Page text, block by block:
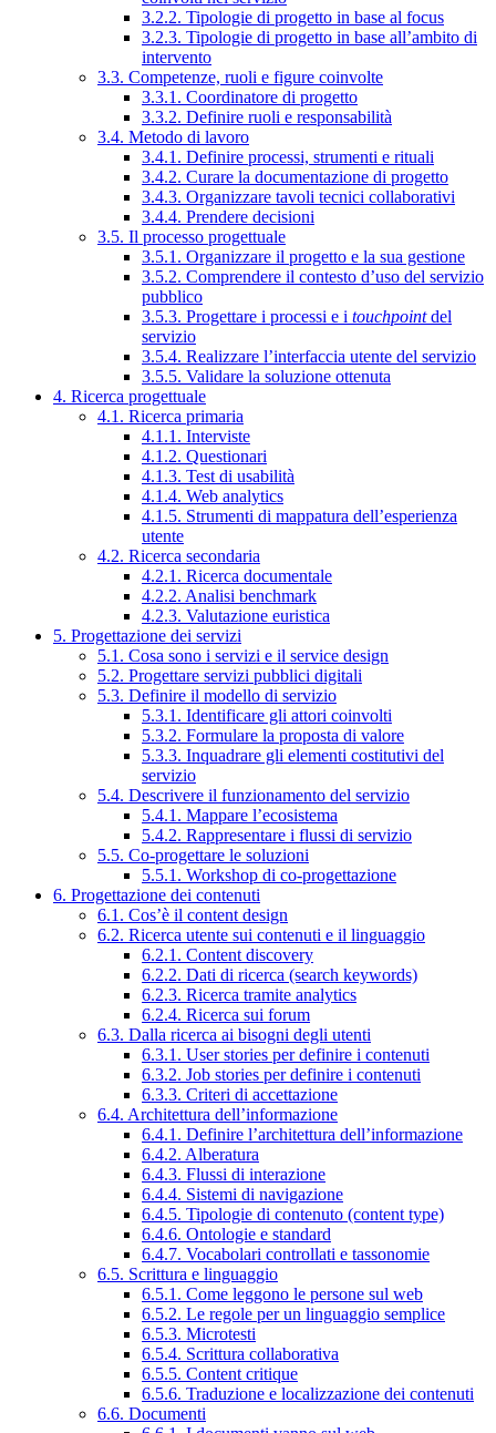
3.2.2. Tipologie di progetto in base al focus
3.2.3. Tipologie di progetto in base all’ambito di
intervento
3.3. Competenze, ruoli e figure coinvolte
3.3.1. Coordinatore di progetto
3.3.2. Definire ruoli e responsabilità
3.4. Metodo di lavoro
3.4.1. Definire processi, strumenti e rituali
3.4.2. Curare la documentazione di progetto
3.4.3. Organizzare tavoli tecnici collaborativi
3.4.4. Prendere decisioni
3.5. Il processo progettuale
3.5.1. Organizzare il progetto e la sua gestione
3.5.2. Comprendere il contesto d’uso del servizio
pubblico
3.5.3. Progettare i processi e i touchpointdel
servizio
3.5.4. Realizzare l’interfaccia utente del servizio
3.5.5. Validare la soluzione ottenuta
4. Ricerca progettuale
4.1. Ricerca primaria
4.1.1. Interviste
4.1.2. Questionari
4.1.3. Test di usabilità
4.1.4. Web analytics
4.1.5. Strumenti di mappatura dell’esperienza
utente
4.2. Ricerca secondaria
4.2.1. Ricerca documentale
4.2.2. Analisi benchmark
4.2.3. Valutazione euristica
5. Progettazione dei servizi
5.1. Cosa sono i servizi e il service design
5.2. Progettare servizi pubblici digitali
5.3. Definire il modello di servizio
5.3.1. Identificare gli attori coinvolti
5.3.2. Formulare la proposta di valore
5.3.3. Inquadrare gli elementi costitutivi del
servizio
5.4. Descrivere il funzionamento del servizio
5.4.1. Mappare l’ecosistema
5.4.2. Rappresentare i flussi di servizio
5.5. Co-progettare le soluzioni
5.5.1. Workshop di co-progettazione
6. Progettazione dei contenuti
6.1. Cos’è il content design
6.2. Ricerca utente sui contenuti e il linguaggio
6.2.1. Content discovery
6.2.2. Dati di ricerca (search keywords)
6.2.3. Ricerca tramite analytics
6.2.4. Ricerca sui forum
6.3. Dalla ricerca ai bisogni degli utenti
6.3.1. User stories per definire i contenuti
6.3.2. Job stories per definire i contenuti
6.3.3. Criteri di accettazione
6.4. Architettura dell’informazione
6.4.1. Definire l’architettura dell’informazione
6.4.2. Alberatura
6.4.3. Flussi di interazione
6.4.4. Sistemi di navigazione
6.4.5. Tipologie di contenuto (content type)
6.4.6. Ontologie e standard
6.4.7. Vocabolari controllati e tassonomie
6.5. Scrittura e linguaggio
6.5.1. Come leggono le persone sul web
6.5.2. Le regole per un linguaggio semplice
6.5.3. Microtesti
6.5.4. Scrittura collaborativa
6.5.5. Content critique
6.5.6. Traduzione e localizzazione dei contenuti
6.6. Documenti